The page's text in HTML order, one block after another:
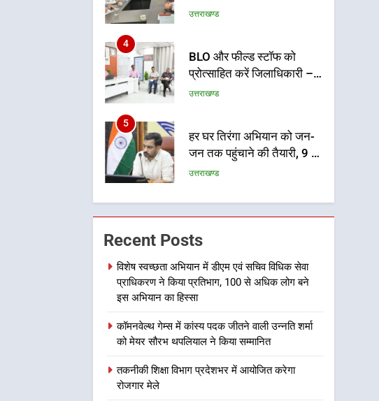
उत्तराखण्ड
4
BLO और फील्ड स्टॉफ को
प्रोत्साहित करें जिलाधिकारी –
सीईओ
उत्तराखण्ड
5
हर घर तिरंगा अभियान को जन-
जन तक पहुंचाने की तैयारी, 9 से
17 अगस्त तक होंगे देशभक्ति के
उत्तराखण्ड
6
कावड़ मेले को सकुशल रूप से
संपन्न कराने के लिए खुद मैदान में
उतरे एसएसपी दून
7
मुख्यमंत्री ने तीलू रौतेली एवं
मातृशक्ति को किया सम्मानित
उत्तराखण्ड
खेल महाकुंभ 2026ः 01 सितंबर
Recent Posts
विशेष स्वच्छता अभियान में डीएम एवं सचिव विधिक सेवा
प्राधिकरण ने किया प्रतिभाग, 100 से अधिक लोग बने
इस अभियान का हिस्सा
कॉमनवेल्थ गेम्स में कांस्य पदक जीतने वाली उन्नति शर्मा
को मेयर सौरभ थपलियाल ने किया सम्मानित
तकनीकी शिक्षा विभाग प्रदेशभर में आयोजित करेगा
रोजगार मेले